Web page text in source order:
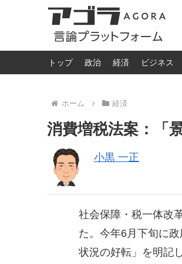
トップ 政治 経済 ビジネス
ホーム 経済
消費増税法案：「
小黒 一正
社会保障・税一体改
た。今年6月下旬に
状況の好転」を明記